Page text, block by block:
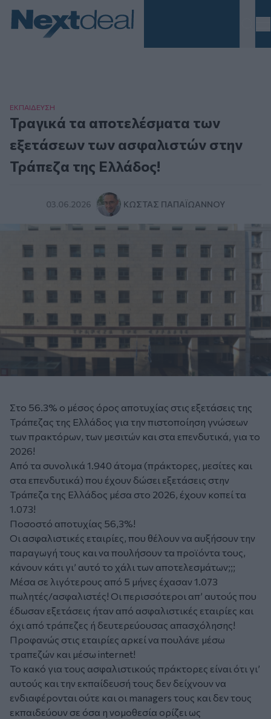
ΕΚΠΑΙΔΕΥΣΗ
Τραγικά τα αποτελέσματα των
εξετάσεων των ασφαλιστών στην
Τράπεζα της Ελλάδος!
03.06.2026 ΚΏΣΤΑΣ ΠΑΠΑΪΩΆΝΝΟΥ
Στο 56.3% ο μέσος όρος αποτυχίας στις εξετάσεις της
Τράπεζας της Ελλάδος για την πιστοποίηση γνώσεων
των πρακτόρων, των μεσιτών και στα επενδυτικά, για το
2026!
Από τα συνολικά 1.940 άτομα (πράκτορες, μεσίτες και
στα επενδυτικά) που έχουν δώσει εξετάσεις στην
Τράπεζα της Ελλάδος μέσα στο 2026, έχουν κοπεί τα
1.073!
Ποσοστό αποτυχίας 56,3%!
Οι ασφαλιστικές εταιρίες, που θέλουν να αυξήσουν την
παραγωγή τους και να πουλήσουν τα προϊόντα τους,
κάνουν κάτι γι’ αυτό το χάλι των αποτελεσμάτων;;;
Μέσα σε λιγότερους από 5 μήνες έχασαν 1.073
πωλητές/ασφαλιστές! Οι περισσότεροι απ’ αυτούς που
έδωσαν εξετάσεις ήταν από ασφαλιστικές εταιρίες και
όχι από τράπεζες ή δευτερεύουσας απασχόλησης!
Προφανώς στις εταιρίες αρκεί να πουλάνε μέσω
τραπεζών και μέσω internet!
Το κακό για τους ασφαλιστικούς πράκτορες είναι ότι γι’
αυτούς και την εκπαίδευσή τους δεν δείχνουν να
ενδιαφέρονται ούτε και οι managers τους και δεν τους
εκπαιδεύουν σε όσα η νομοθεσία ορίζει ως